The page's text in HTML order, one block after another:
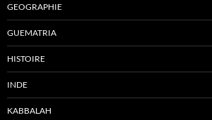
GEOGRAPHIE
GUEMATRIA
HISTOIRE
INDE
KABBALAH